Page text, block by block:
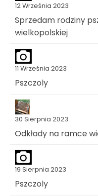
12 Września 2023
Sprzedam rodziny
wielkopolskiej
11 Września 2023
Pszczoly
30 Sierpnia 2023
Odkłady na ramce
19 Sierpnia 2023
Pszczoly